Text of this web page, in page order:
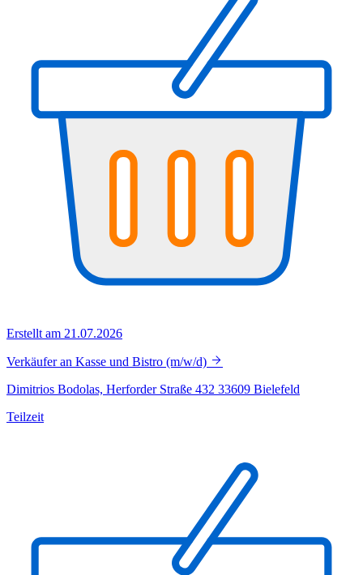
Erstellt am 21.07.2026
Verkäufer an Kasse und Bistro (m/w/d)
Dimitrios Bodolas, Herforder Straße 432 33609 Bielefeld
Teilzeit